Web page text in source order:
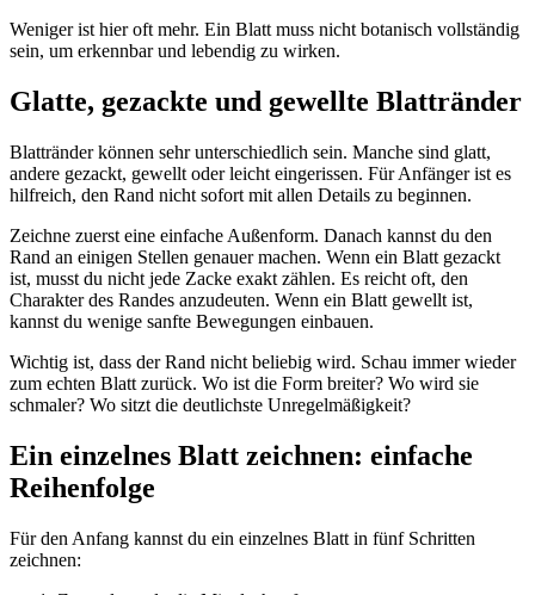
Weniger ist hier oft mehr. Ein Blatt muss nicht botanisch vollständig
sein, um erkennbar und lebendig zu wirken.
Glatte, gezackte und gewellte Blattränder
Blattränder können sehr unterschiedlich sein. Manche sind glatt,
andere gezackt, gewellt oder leicht eingerissen. Für Anfänger ist es
hilfreich, den Rand nicht sofort mit allen Details zu beginnen.
Zeichne zuerst eine einfache Außenform. Danach kannst du den
Rand an einigen Stellen genauer machen. Wenn ein Blatt gezackt
ist, musst du nicht jede Zacke exakt zählen. Es reicht oft, den
Charakter des Randes anzudeuten. Wenn ein Blatt gewellt ist,
kannst du wenige sanfte Bewegungen einbauen.
Wichtig ist, dass der Rand nicht beliebig wird. Schau immer wieder
zum echten Blatt zurück. Wo ist die Form breiter? Wo wird sie
schmaler? Wo sitzt die deutlichste Unregelmäßigkeit?
Ein einzelnes Blatt zeichnen: einfache
Reihenfolge
Für den Anfang kannst du ein einzelnes Blatt in fünf Schritten
zeichnen: